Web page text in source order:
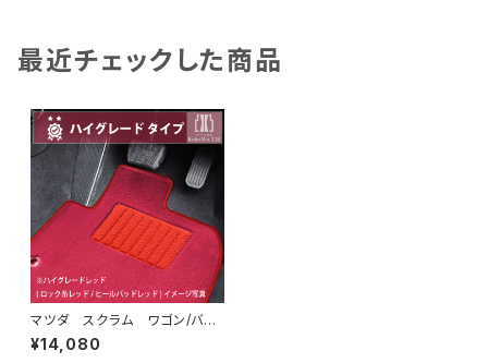
最近チェックした商品
マツダ スクラム ワゴン/バ
ン H17/9〜 DG系 フロア
マット一式 カーマット ハイグ
¥14,080